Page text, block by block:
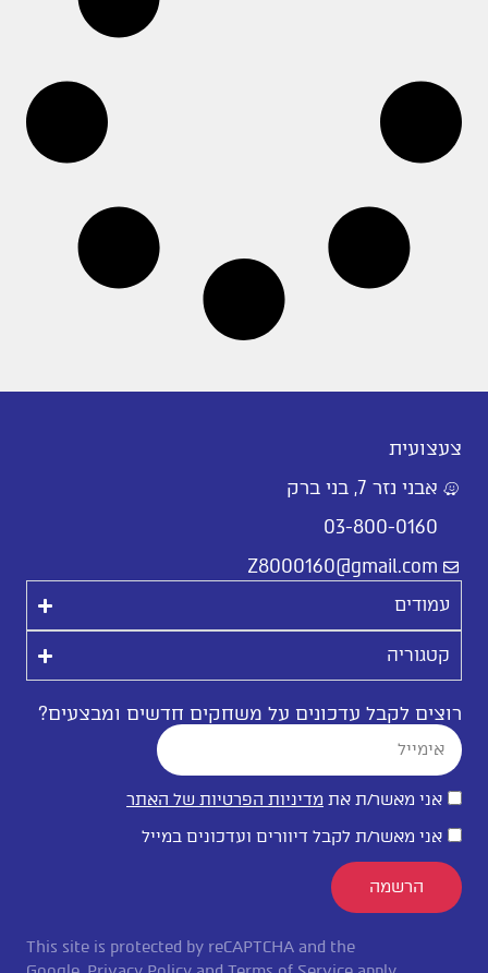
צעצועית
אבני נזר 7, בני ברק
03-800-0160
Z8000160@gmail.com
עמודים
קטגוריה
רוצים לקבל עדכונים על משחקים חדשים ומבצעים?
אני מאשר/ת את מדיניות הפרטיות של האתר
אני מאשר/ת לקבל דיוורים ועדכונים במייל
הרשמה
This site is protected by reCAPTCHA and the